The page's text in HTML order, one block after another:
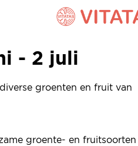
- 2 juli
- 2 juli
groenten en fruit van
groente- en fruitsoorten